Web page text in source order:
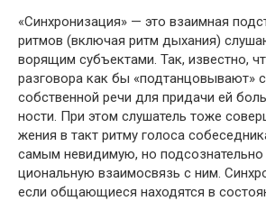
«Синхронизация» — это взаимная
ритмов (включая ритм дыхания)
ворящим субъектами. Так, известно,
разговора как бы «подтанцовывают»
собственной речи для придачи ей
ности. При этом слушатель тоже
жения в такт ритму голоса
самым невидимую, но
циональную взаимосвязь с ним.
если общающиеся находятся в